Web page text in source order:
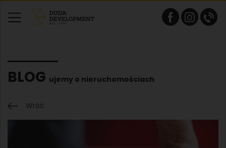
BLOG ujemy o nieruchomościach
Wróć